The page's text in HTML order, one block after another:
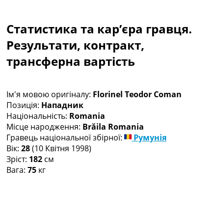
Чемпіонат Світу
Україна. Прем’єр-Ліга
Україна. Перша Ліга
Ліга Чемпіонів
Ще Турніри >>>
Таблиці
Чемпіонат Світу. Турнирні таблиці
Таблиця УПЛ
Перша Ліга
Таблиця АПЛ
Таблиця Ла Ліги
Таблиця Ліги Чемпіонів
Статистика та кар’єра гравця.
Результати, контракт,
трансферна вартість
Ім'я мовою оригіналу: Florinel Teodor Coman
Позиція: Нападник
Національність: Romania
Місце народження: Brăila Romania
Гравець національної збірної:
Румунія
Вік: 28(10 Квітня 1998)
Зріст: 182 см
Вага: 75 кг